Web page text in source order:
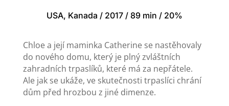
USA, Kanada / 2017 / 89 min / 20%
Chloe a její maminka Catherine se nastěhovaly
do nového domu, který je plný zvláštních
zahradních trpaslíků, které má za nepřátele.
Ale jak se ukáže, ve skutečnosti trpaslíci chrání
dům před hrozbou z jiné dimenze.